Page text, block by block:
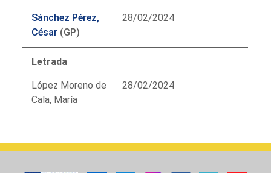
Sánchez Pérez,
César (GP)
28/02/2024
Letrada
López Moreno de
Cala, María
28/02/2024